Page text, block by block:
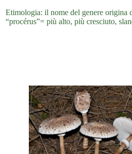
Etimologia: il nome del genere origina
“procérus”= più alto, più cresciuto,